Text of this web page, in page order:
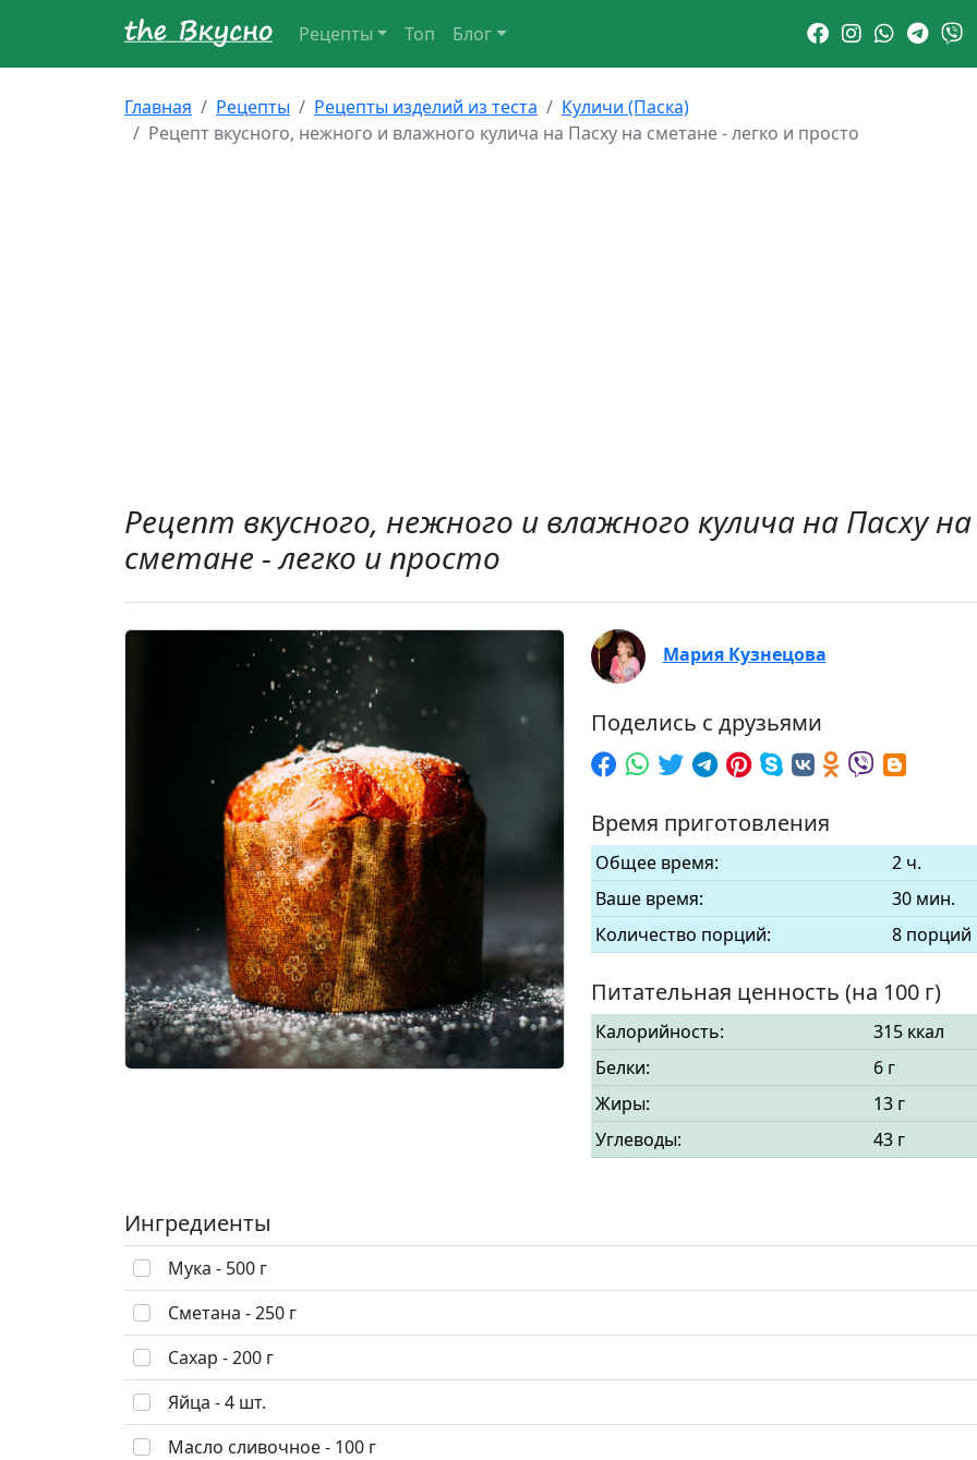
Рецепты Топ Блог
Главная Рецепты Рецепты изделий из теста
Куличи (Паска)
Рецепт вкусного, нежного и влажного кулича на Пасху на сметане - легко и просто
Рецепт вкусного, нежного и влажного кулича на Пасху на
сметане - легко и просто
Мария Кузнецова
Поделись с друзьями
Время приготовления
Общее время:
2 ч.
Ваше время:
30 мин.
Количество порций:
8 порций
Питательная ценность (на 100 г)
Калорийность:
315 ккал
Белки:
6 г
Жиры:
13 г
Углеводы:
43 г
Ингредиенты
Мука - 500 г
Сметана - 250 г
Сахар - 200 г
Яйца - 4 шт.
Масло сливочное - 100 г